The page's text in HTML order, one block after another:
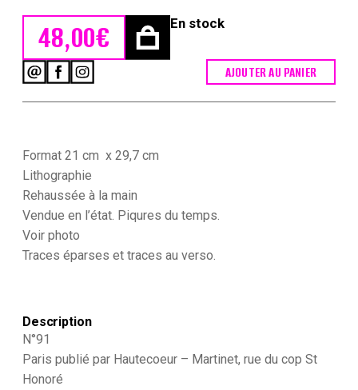
48,00€ En stock
Martinet
française
-
Soldat
1830
et
AJOUTER AU PANIER
Format 21 cm x 29,7 cm
Lithographie
Rehaussée à la main
Vendue en l’état. Piqures du temps.
Voir photo
Traces éparses et traces au verso.
Description
N°91
Paris publié par Hautecoeur – Martinet, rue du cop St
Honoré